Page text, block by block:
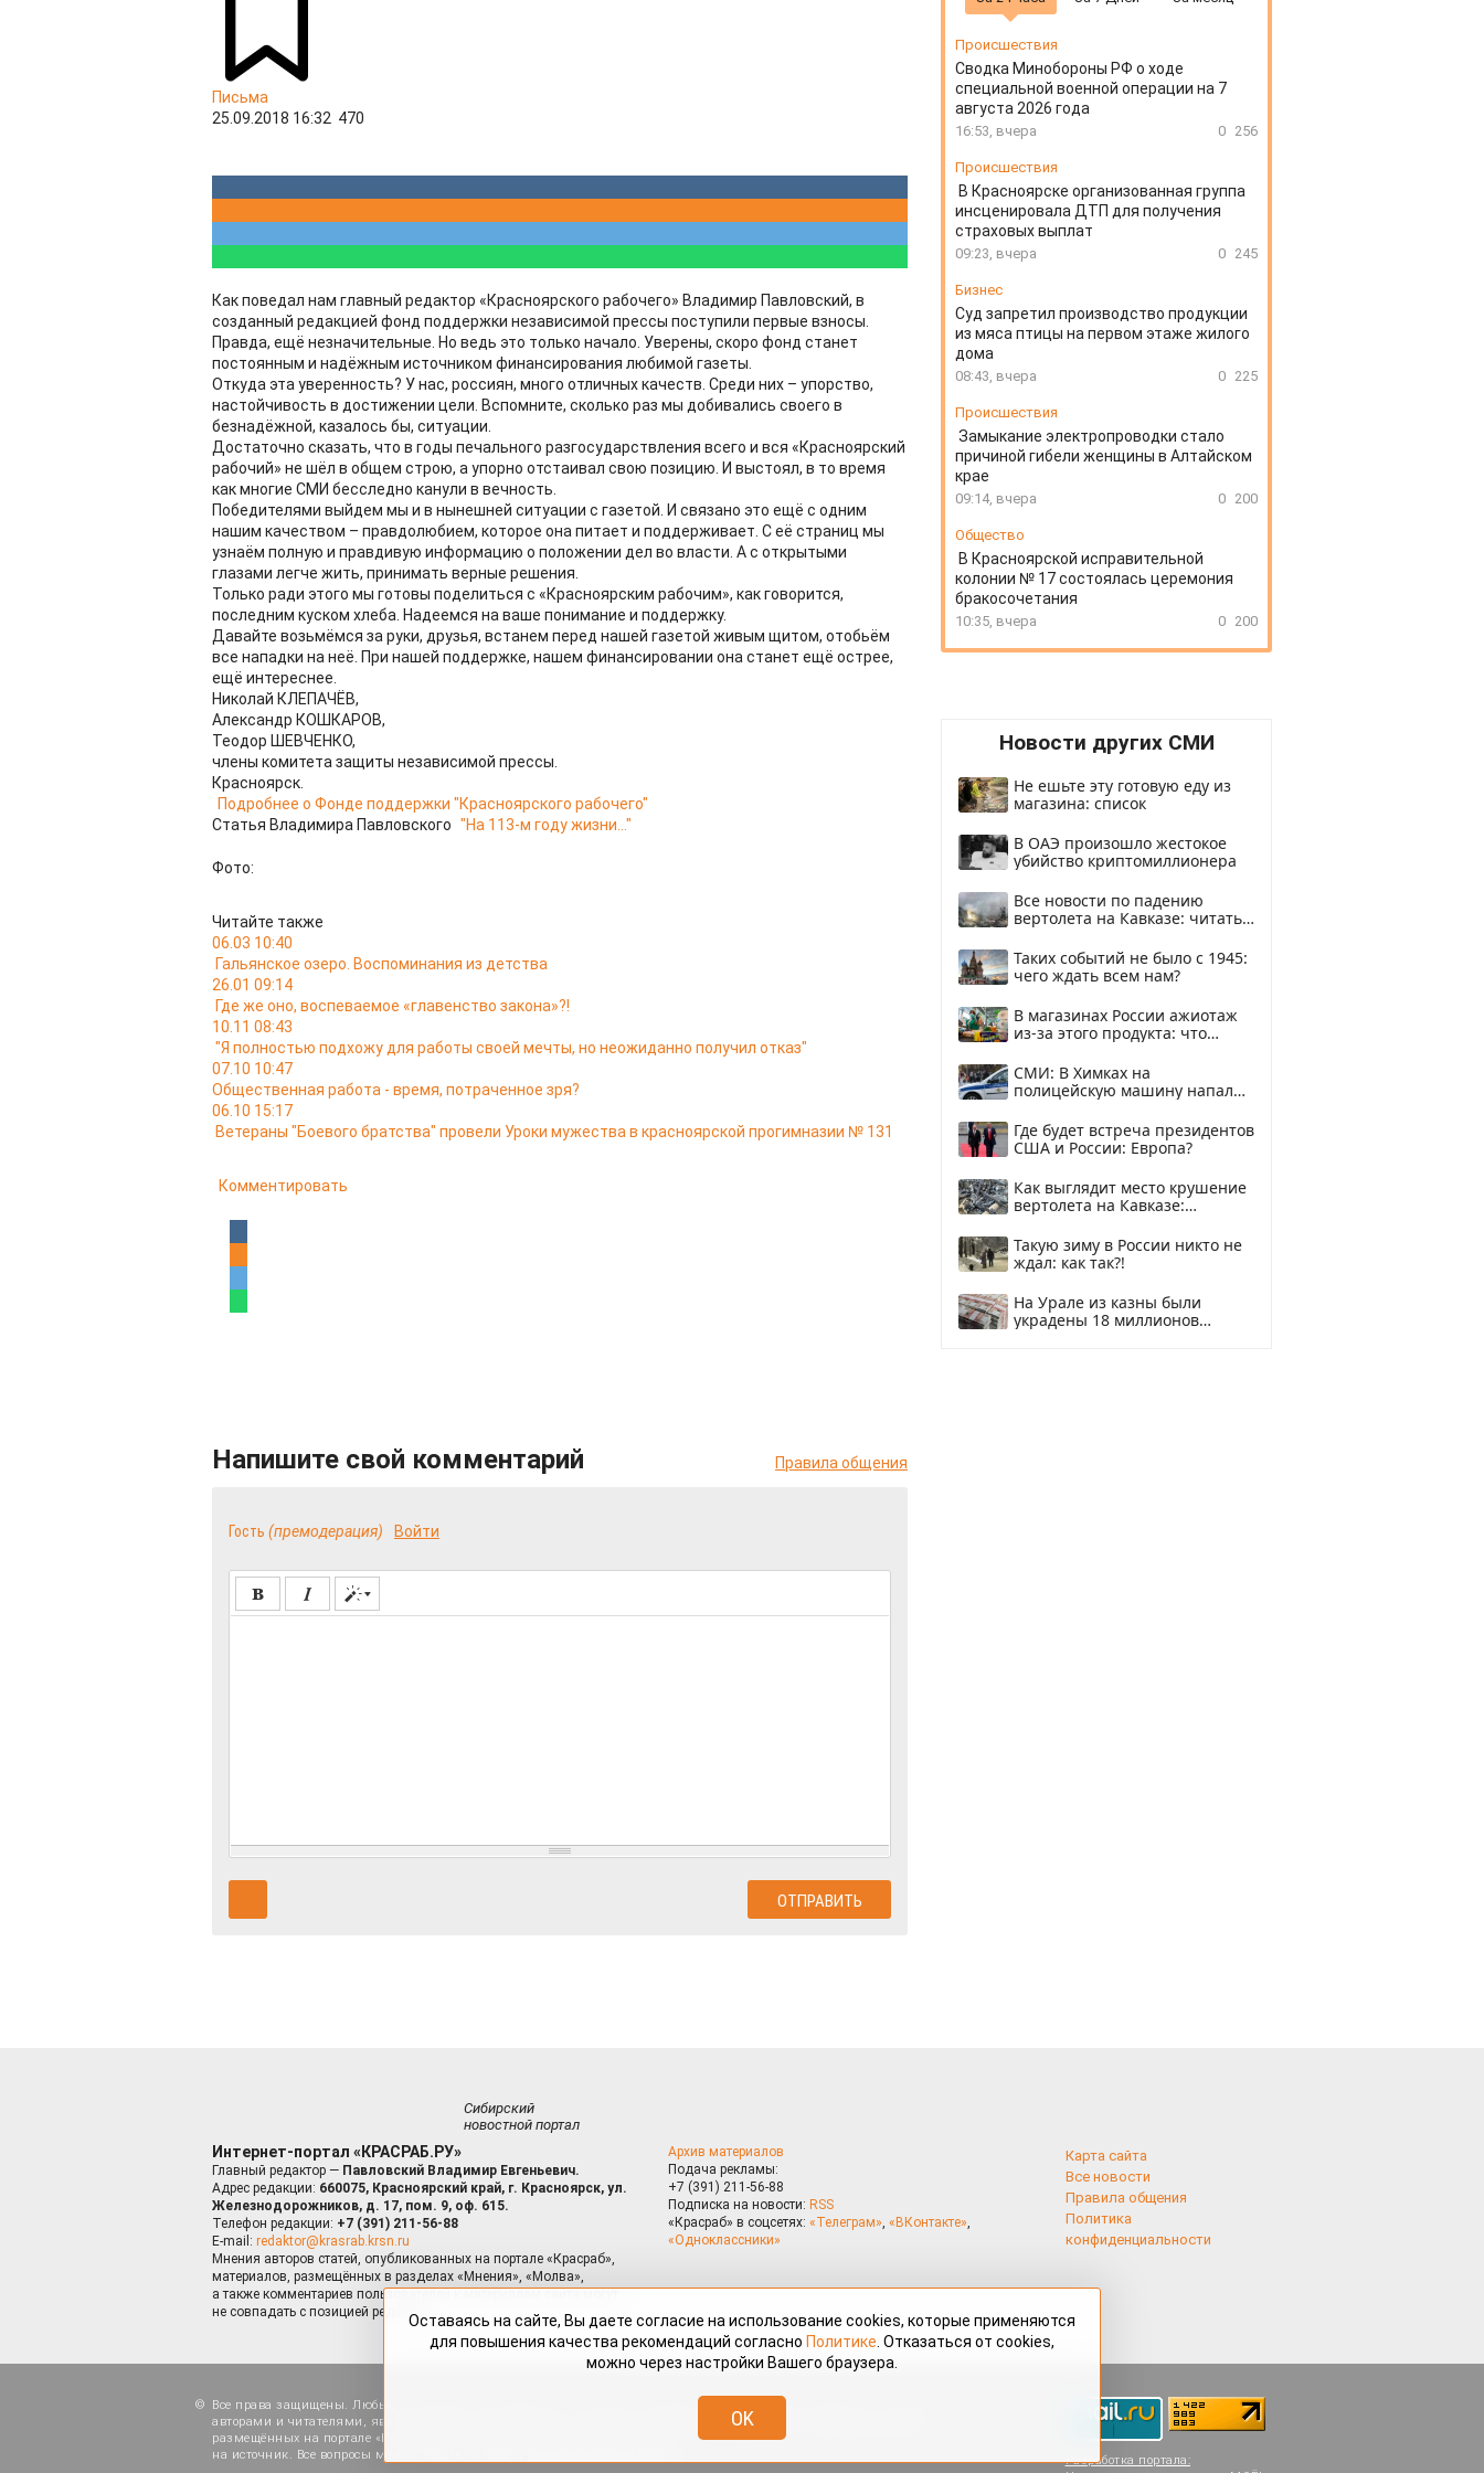
Письма
25.09.2018 16:32 470
Как поведал нам главный редактор «Красноярского рабочего» Владимир Павловский, в
созданный редакцией фонд поддержки независимой прессы поступили первые взносы.
Правда, ещё незначительные. Но ведь это только начало. Уверены, скоро фонд станет
постоянным и надёжным источником финансирования любимой газеты.
Откуда эта уверенность? У нас, россиян, много отличных качеств. Среди них – упорство,
настойчивость в достижении цели. Вспомните, сколько раз мы добивались своего в
безнадёжной, казалось бы, ситуации.
Достаточно сказать, что в годы печального разгосударствления всего и вся «Красноярский
рабочий» не шёл в общем строю, а упорно отстаивал свою позицию. И выстоял, в то время
как многие СМИ бесследно канули в вечность.
Победителями выйдем мы и в нынешней ситуации с газетой. И связано это ещё с одним
нашим качеством – правдолюбием, которое она питает и поддерживает. С её страниц мы
узнаём полную и правдивую информацию о положении дел во власти. А с открытыми
глазами легче жить, принимать верные решения.
Только ради этого мы готовы поделиться с «Красноярским рабочим», как говорится,
последним куском хлеба. Надеемся на ваше понимание и поддержку.
Давайте возьмёмся за руки, друзья, встанем перед нашей газетой живым щитом, отобьём
все нападки на неё. При нашей поддержке, нашем финансировании она станет ещё острее,
ещё интереснее.
Николай КЛЕПАЧЁВ,
Александр КОШКАРОВ,
Теодор ШЕВЧЕНКО,
члены комитета защиты независимой прессы.
Красноярск.
Подробнее о Фонде поддержки "Красноярского рабочего"
Статья Владимира Павловского "На 113-м году жизни..."
Фото:
Читайте также
06.03 10:40
Гальянское озеро. Воспоминания из детства
26.01 09:14
Где же оно, воспеваемое «главенство закона»?!
10.11 08:43
"Я полностью подхожу для работы своей мечты, но неожиданно получил отказ"
07.10 10:47
Общественная работа - время, потраченное зря?
06.10 15:17
Ветераны "Боевого братства" провели Уроки мужества в красноярской прогимназии № 131
Комментировать
Напишите свой комментарий Правила общения
Гость (премодерация) Войти
Происшествия
Сводка Минобороны РФ о ходе
специальной военной операции на 7
августа 2026 года
16:53, вчера 0 256
Происшествия
В Красноярске организованная группа
инсценировала ДТП для получения
страховых выплат
09:23, вчера 0 245
Бизнес
Суд запретил производство продукции
из мяса птицы на первом этаже жилого
дома
08:43, вчера 0 225
Происшествия
Замыкание электропроводки стало
причиной гибели женщины в Алтайском
крае
09:14, вчера 0 200
Общество
В Красноярской исправительной
колонии № 17 состоялась церемония
бракосочетания
10:35, вчера 0 200
Новости других СМИ
Не ешьте эту готовую еду из
магазина: список
В ОАЭ произошло жестокое
убийство криптомиллионера
Все новости по падению
вертолета на Кавказе: читать
Таких событий не было с 1945:
чего ждать всем нам?
В магазинах России ажиотаж
из-за этого продукта: что
СМИ: В Химках на
полицейскую машину напали
Где будет встреча президентов
США и России: Европа?
Как выглядит место крушение
вертолета на Кавказе:
Такую зиму в России никто не
ждал: как так?!
На Урале из казны были
украдены 18 миллионов
Сибирский
новостной портал
Интернет-портал «КРАСРАБ.РУ»
Главный редактор — Павловский Владимир Евгеньевич.
Адрес редакции: 660075, Красноярский край, г. Красноярск, ул.
Железнодорожников, д. 17, пом. 9, оф. 615.
Телефон редакции: +7 (391) 211-56-88
E-mail: redaktor@krasrab.krsn.ru
Мнения авторов статей, опубликованных на портале «Красраб»,
материалов, размещённых в разделах «Мнения», «Молва»,
а также комментариев пользователей к материалам сайта могут
не совпадать с позицией редакции.
Архив материалов
Подача рекламы:
+7 (391) 211-56-88
Подписка на новости: RSS
«Красраб» в соцсетях: «Телеграм», «ВКонтакте»,
«Одноклассники»
Карта сайта
Все новости
Правила общения
Политика
конфиденциальности
Все права защищены. Любые материалы, размещённые на портале «Красраб.ру» сотрудниками редакции, нештатными
авторами и читателями, являются объектами авторского права. Полное или частичное использование материалов,
размещённых на портале «Красраб.ру», допускается только с письменного согласия редакции с указанием ссылки
на источник. Все вопросы можно задать по адресу
Разработка портала:
Оставаясь на сайте, Вы даете согласие на использование cookies, которые применяются
для повышения качества рекомендаций согласно Политике . Отказаться от cookies,
можно через настройки Вашего браузера.
OK